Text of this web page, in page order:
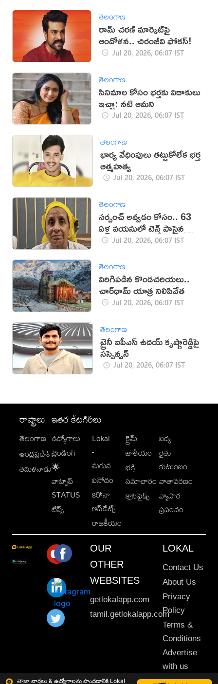
తాజా వార్తలు & ఉద్యోగాలను పొందడానికి Lokal
తెలంగాణ
రామ్ చరణ్ మార్కెట్‌పై
ఆందోళన.. చిరంజీవి ఫోకస్!
Jul 20, 2026, 06:07 IST
తెలంగాణ
సినిమాల కోసం భర్తకు విడాకులు
ఇచ్చా: నటి ఆమని
Jul 20, 2026, 06:07 IST
తెలంగాణ
భార్య వేధింపులు తట్టుకోలేక భర్త
ఆత్మహత్య
Jul 20, 2026, 06:07 IST
తెలంగాణ
సర్పంచ్ అవ్వడం కోసం.. 63
ఏళ్ల వయసులో టెన్త్ పాసైన
వృద్ధురాలు
Jul 20, 2026, 06:07 IST
తెలంగాణ
విరిగిపడిన కొండచరియలు..
చార్‌ధామ్ యాత్ర నిలిపివేత
Jul 20, 2026, 06:07 IST
తెలంగాణ
ట్రైనీ ఐపీఎస్ ఉదయ్ కృష్ణారెడ్డిపై
సస్పెన్షన్
Jul 20, 2026, 06:07 IST
రాష్ట్రాలు
తెలంగాణ
ఆంధ్రప్రదేశ్
తమిళనాడు
ఇతర కేటగిరీలు
ఉద్యోగాలు
ట్రెండింగ్
🌟
వాట్సాప్
STATUS
టిప్స్
Lokal
-
మగువ
వినోదం
కరోనా
అప్‌డేట్స్
రాజకీయం
క్రైమ్
జాతీయం
భక్తి
సమాచారం
క్లాసిఫైడ్స్
విద్య
రైతు
కుటుంబం
వాతావరణం
వ్యాపార
ప్రపంచం
OUR
OTHER
WEBSITES
getlokalapp.com
tamil.getlokalapp.com
LOKAL
Contact Us
About Us
Privacy
Policy
Terms &
Conditions
Advertise
with us
Sitemap